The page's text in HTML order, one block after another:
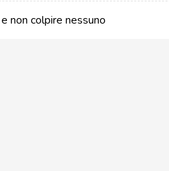
non colpire nessuno